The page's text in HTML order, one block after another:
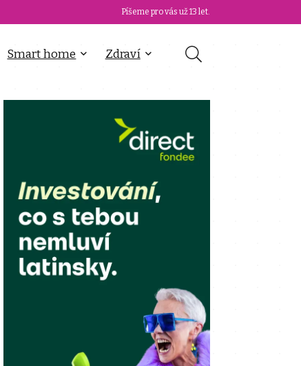
Píšeme pro vás už 13 let.
Smart home Zdraví